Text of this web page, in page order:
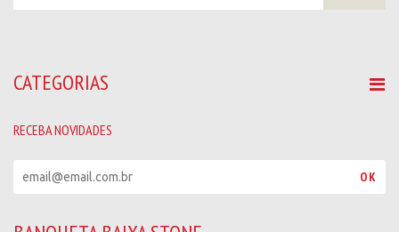
CATEGORIAS
RECEBA NOVIDADES
OK